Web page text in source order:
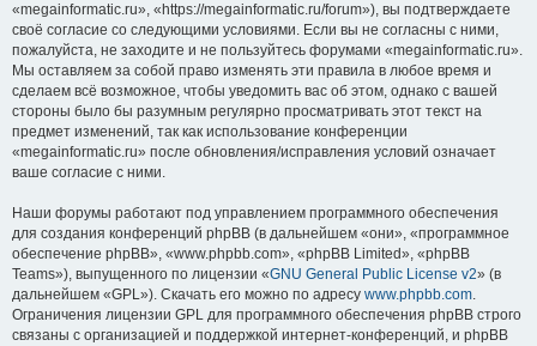
«megainformatic.ru», «https://megainformatic.ru/forum»), вы подтверждаете
своё согласие со следующими условиями. Если вы не согласны с ними,
пожалуйста, не заходите и не пользуйтесь форумами «megainformatic.ru».
Мы оставляем за собой право изменять эти правила в любое время и
сделаем всё возможное, чтобы уведомить вас об этом, однако с вашей
стороны было бы разумным регулярно просматривать этот текст на
предмет изменений, так как использование конференции
«megainformatic.ru» после обновления/исправления условий означает
ваше согласие с ними.
Наши форумы работают под управлением программного обеспечения
для создания конференций phpBB (в дальнейшем «они», «программное
обеспечение phpBB», «www.phpbb.com», «phpBB Limited», «phpBB
Teams»), выпущенного по лицензии «GNU General Public License v2» (в
дальнейшем «GPL»). Скачать его можно по адресу www.phpbb.com.
Ограничения лицензии GPL для программного обеспечения phpBB строго
связаны с организацией и поддержкой интернет-конференций, и phpBB